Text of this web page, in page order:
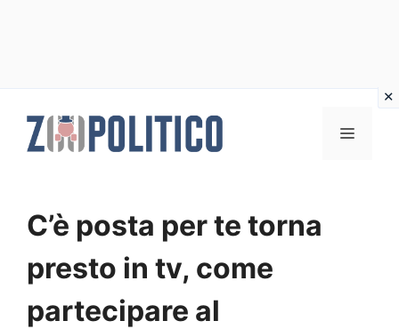
MENU
C’è posta per te torna
presto in tv, come
partecipare al